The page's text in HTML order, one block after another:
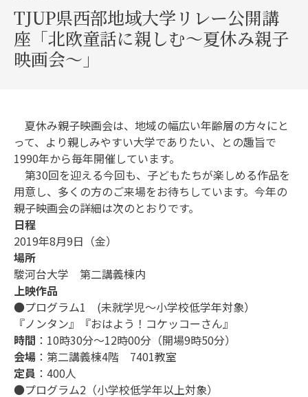
TJUP県西部地域大学リレー公開講
座「北欧童話に親しむ～夏休み親子
映画会～」
夏休み親子映画会は、地域の幅広い年齢層の方々にと
って、より親しみやすい大学でありたい、との趣旨で
1990年から毎年開催しています。
第30回を迎える今回も、子どもたちが楽しめる作品を
用意し、多くの方のご来場をお待ちしています。今年の
親子映画会の詳細は次のとおりです。
日程
2019年8月9日（金）
場所
駿河台大学 第二講義棟内
上映作品
●プログラム1 (未就学児～小学校低学年対象）
『ノンタン』『おはよう！コケッコーさん』
時間 ：10時30分～12時00分（開場9時50分）
会場 ：第二講義棟4階 7401教室
定員 ：400人
●プログラム2（小学校低学年以上対象）